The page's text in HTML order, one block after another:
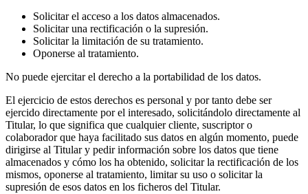
Solicitar el acceso a los datos almacenados.
Solicitar una rectificación o la supresión.
Solicitar la limitación de su tratamiento.
Oponerse al tratamiento.
No puede ejercitar el derecho a la portabilidad de los datos.
El ejercicio de estos derechos es personal y por tanto debe ser
ejercido directamente por el interesado, solicitándolo directamente al
Titular, lo que significa que cualquier cliente, suscriptor o
colaborador que haya facilitado sus datos en algún momento, puede
dirigirse al Titular y pedir información sobre los datos que tiene
almacenados y cómo los ha obtenido, solicitar la rectificación de los
mismos, oponerse al tratamiento, limitar su uso o solicitar la
supresión de esos datos en los ficheros del Titular.